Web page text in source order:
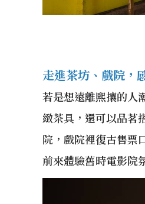
走進茶坊、戲院，
若是想遠離熙攘的人
緻茶具，還可以品茗
院，戲院裡復古售票
前來體驗舊時電影院